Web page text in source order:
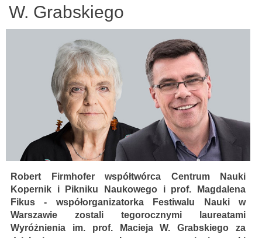
W. Grabskiego
Robert Firmhofer współtwórca Centrum Nauki
Kopernik i Pikniku Naukowego i prof. Magdalena
Fikus - współorganizatorka Festiwalu Nauki w
Warszawie zostali tegorocznymi laureatami
Wyróżnienia im. prof. Macieja W. Grabskiego za